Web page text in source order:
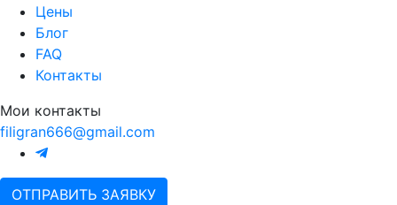
Цены
Блог
FAQ
Контакты
Мои контакты
filigran666@gmail.com
ОТПРАВИТЬ ЗАЯВКУ